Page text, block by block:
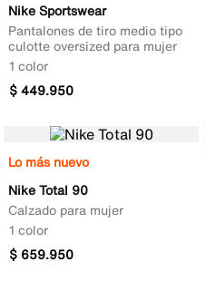
Nike Sportswear
Pantalones de tiro medio tipo
culotte oversized para mujer
1 color
$449.950
Lo más nuevo
Nike Total 90
Calzado para mujer
1 color
$ 659.950